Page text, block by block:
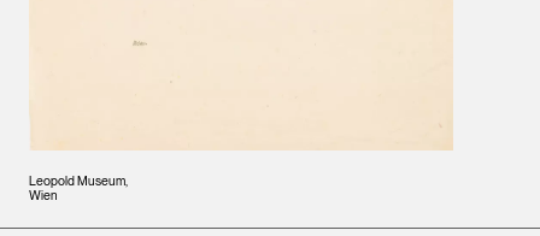
Leopold Museum,
Wien